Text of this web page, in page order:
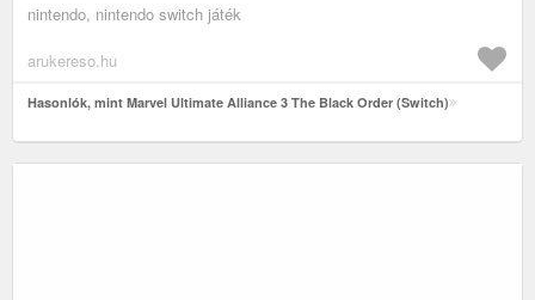
nintendo, nintendo switch játék
arukereso.hu
Hasonlók, mint Marvel Ultimate Alliance 3 The Black Order (Switch)